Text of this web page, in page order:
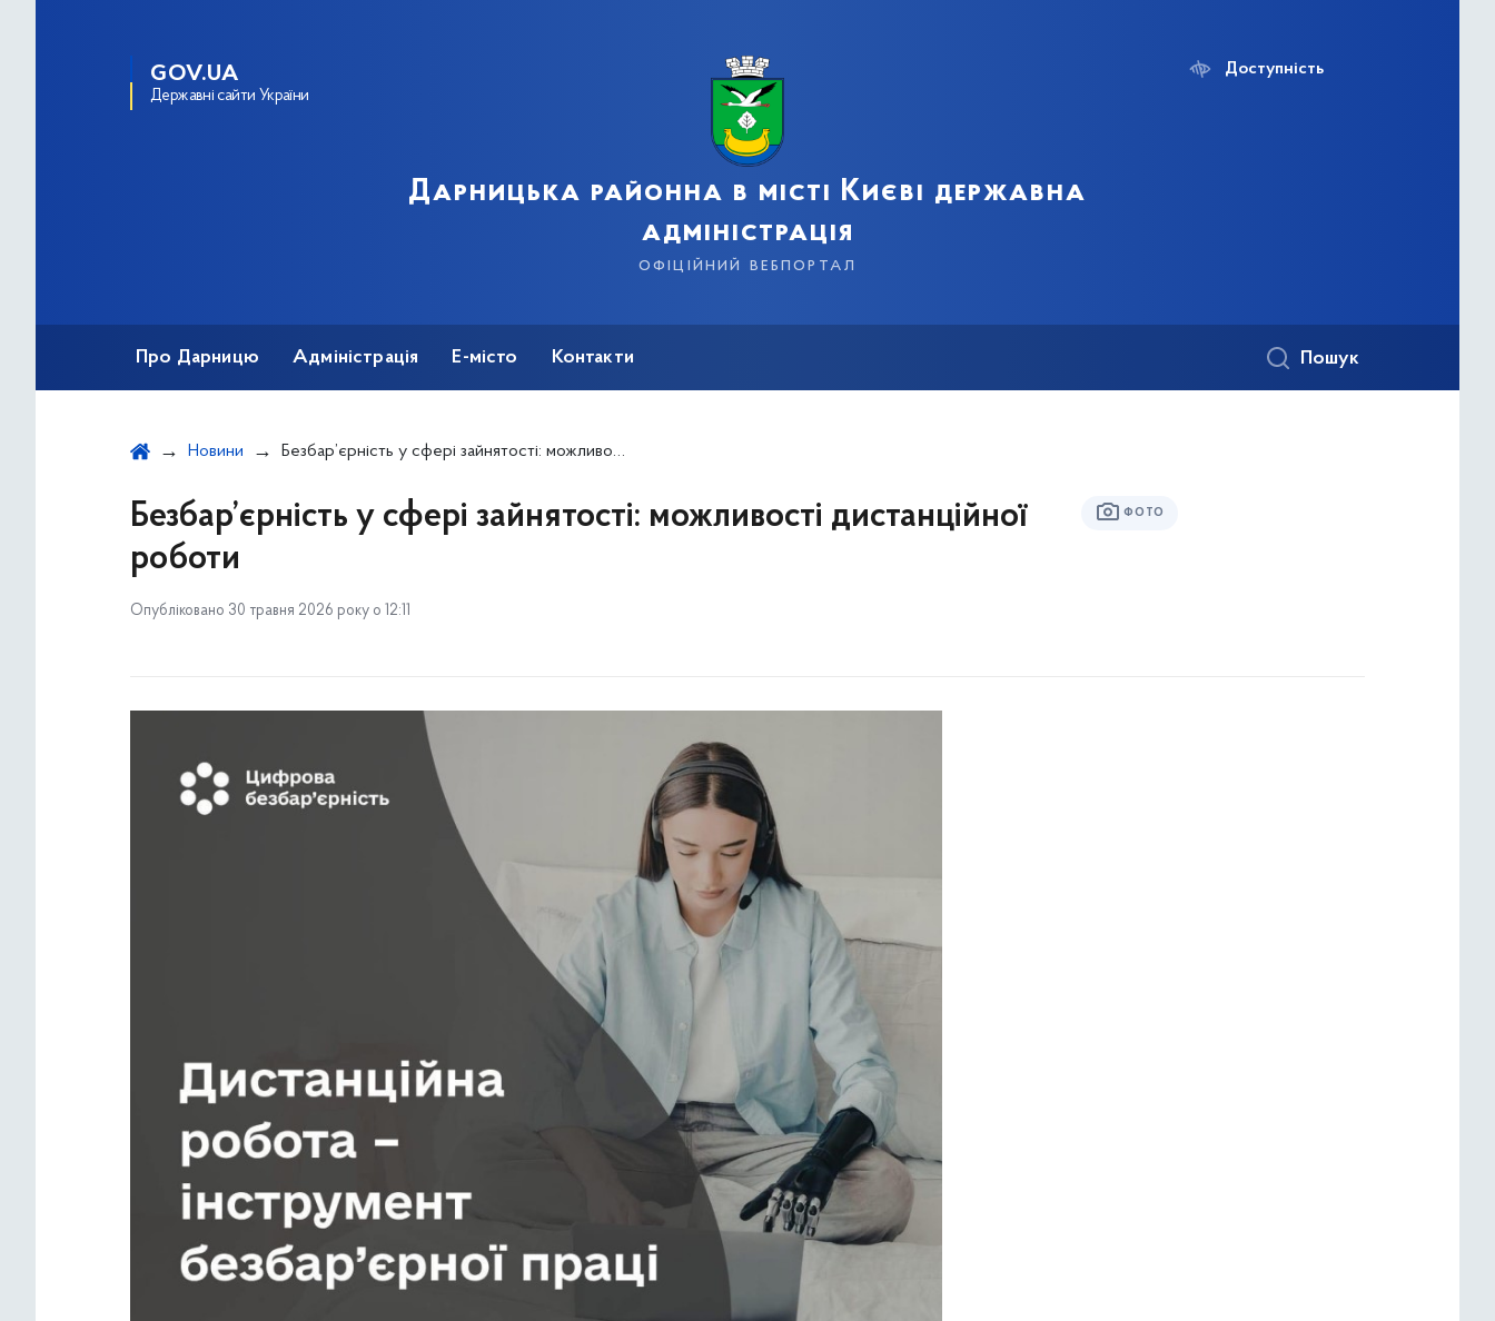
GOV.UA
Державні сайти України
Дарницька районна в місті Києві державна
адміністрація
офіційний вебпортал
Доступність
Про Дарницю Адміністрація Е-місто Контакти Пошук
Новини Безбар’єрність у сфері зайнятості: можливості дистанційної роботи
Безбар’єрність у сфері зайнятості: можливості дистанційної
роботи
Опубліковано 30 травня 2026 року о 12:11
ФОТО